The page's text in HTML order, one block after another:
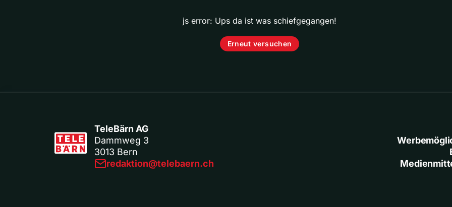
js error: Ups da ist was schiefgegangen!
Erneut versuchen
TeleBärn AG
Dammweg 3
3013 Bern
redaktion@telebaern.ch